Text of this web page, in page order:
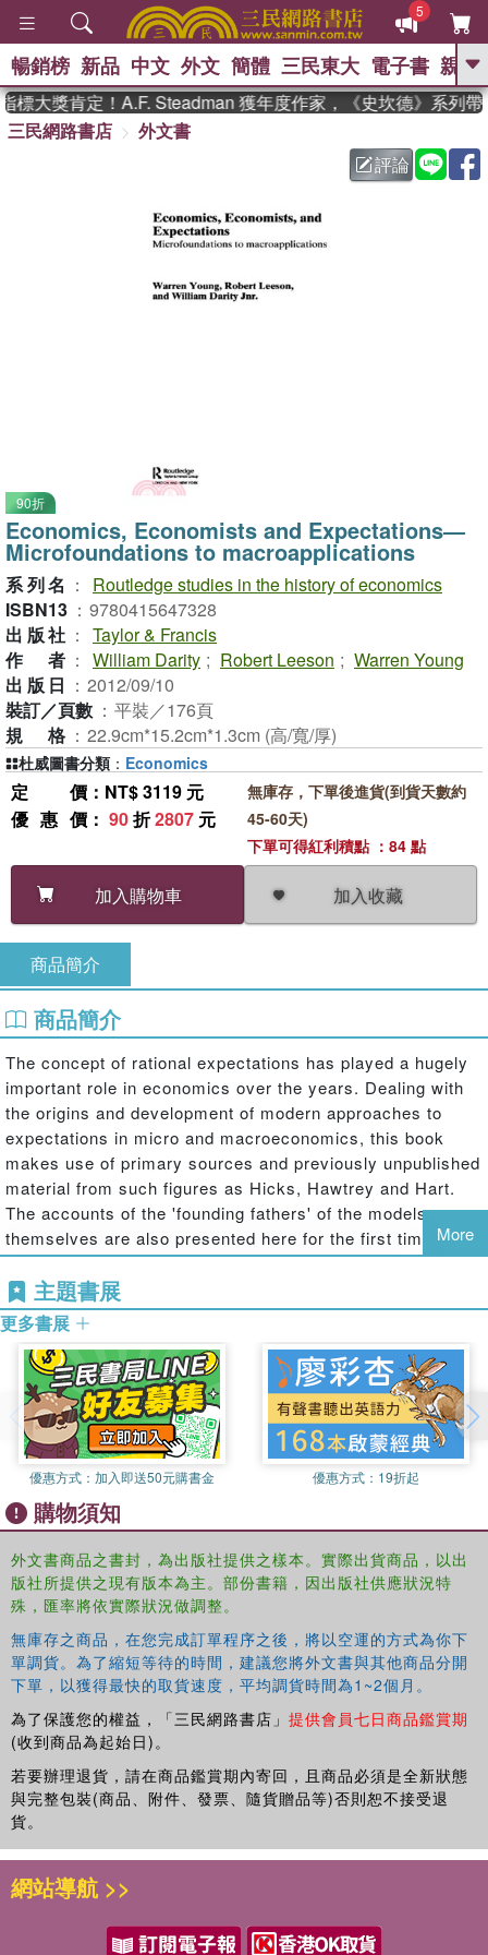
5
GO
父親節 、 如果歷
暑期推薦 、 國際布克
登輝時代 、 數學女孩：黎曼猜想
偉大的迷走神經
暢銷榜 新品 中文 外文 簡體 三民東大 電子書 親子
大獎肯定！A.F. Steadman 獲年度作家，《史坎德》系列帶
三民網路書店
外文書
評論
90折
Economics, Economists and Expectations—
Microfoundations to macroapplications
系列名 ：
Routledge studies in the history of economics
ISBN13 ： 9780415647328
出版社 ： Taylor & Francis
作者 ： William Darity ; Robert Leeson ; Warren Young
出版日 ： 2012/09/10
裝訂／頁數 ： 平裝／176頁
規格 ： 22.9cm*15.2cm*1.3cm (高/寬/厚)
定價 ：NT$ 3119 元
優惠價 ： 90折2807 元
加入購物車 加入收藏
無庫存，下單後進貨(到貨天數約
45-60天)
下單可得紅利積點 ：84 點
杜威圖書分類 ： Economics
商品簡介
商品簡介
The concept of rational expectations has played a hugely
important role in economics over the years. Dealing with
the origins and development of modern approaches to
expectations in micro and macroeconomics, this book
makes use of primary sources and previously unpublished
material from such figures as Hicks, Hawtrey and Hart.
The accounts of the 'founding fathers' of the models
themselves are also presented here for the first time. The
authors trace the development of different approaches to
expectations from the likes of Hayek, Morgenstern, and
Coase right up to more modern theorists such as
Friedman, Patinkin, Phelps and Lucas.
The startling conclusion that there was no 'Rational
Expectations Revolution' is articulated, supported and
defended with impressive clarity and authority. A
necessity for economists across the world, this book will
deserve its place upon many an academic bookshelf.
More
主題書展
更多書展
優惠方式： 加入即送50元購書金 優惠方式： 19折起
購物須知
外文書商品之書封，為出版社提供之樣本。實際出貨商品，以出
版社所提供之現有版本為主。部份書籍，因出版社供應狀況特
殊，匯率將依實際狀況做調整。
無庫存之商品，在您完成訂單程序之後，將以空運的方式為你下
單調貨。為了縮短等待的時間，建議您將外文書與其他商品分開
下單，以獲得最快的取貨速度，平均調貨時間為1~2個月。
為了保護您的權益，「三民網路書店」 提供會員七日商品鑑賞期
(收到商品為起始日)。
若要辦理退貨，請在商品鑑賞期內寄回，且商品必須是全新狀態
與完整包裝(商品、附件、發票、隨貨贈品等)否則恕不接受退
貨。
網站導航 >>